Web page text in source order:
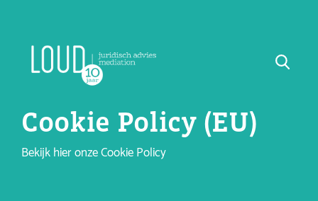
Cookie Policy (EU)
Bekijk hier onze Cookie Policy